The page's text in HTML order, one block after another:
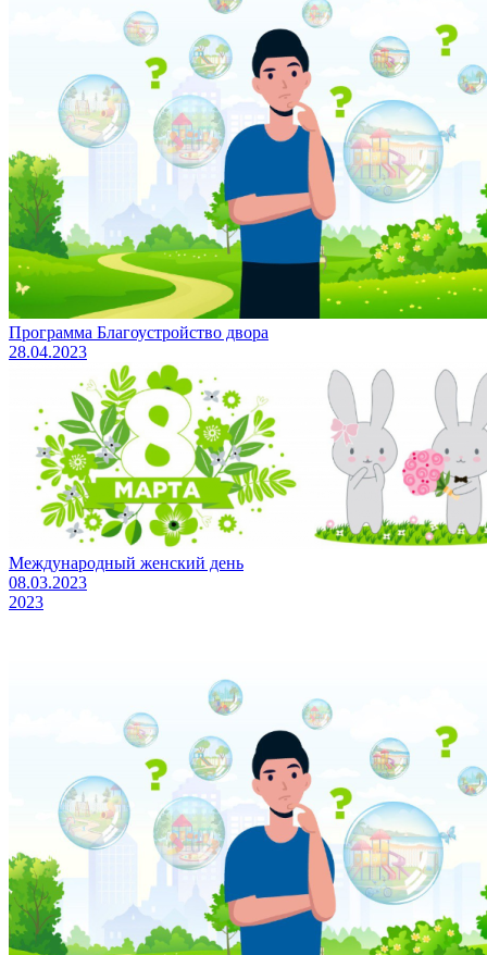
Программа Благоустройство двора
28.04.2023
Международный женский день
08.03.2023
2023